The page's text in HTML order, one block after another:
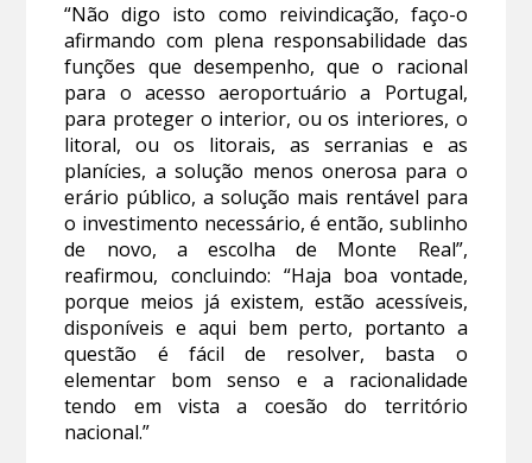
“Não digo isto como reivindicação, faço-o
afirmando com plena responsabilidade das
funções que desempenho, que o racional
para o acesso aeroportuário a Portugal,
para proteger o interior, ou os interiores, o
litoral, ou os litorais, as serranias e as
planícies, a solução menos onerosa para o
erário público, a solução mais rentável para
o investimento necessário, é então, sublinho
de novo, a escolha de Monte Real”,
reafirmou, concluindo: “Haja boa vontade,
porque meios já existem, estão acessíveis,
disponíveis e aqui bem perto, portanto a
questão é fácil de resolver, basta o
elementar bom senso e a racionalidade
tendo em vista a coesão do território
nacional.”